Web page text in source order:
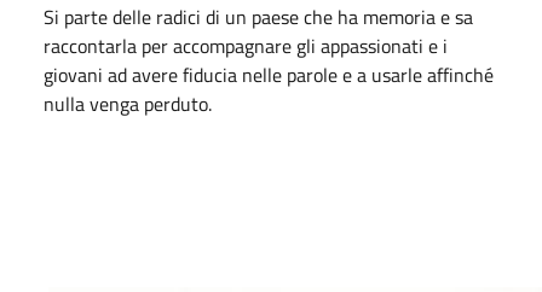
Si parte delle radici di un paese che ha memoria e sa
raccontarla per accompagnare gli appassionati e i
giovani ad avere fiducia nelle parole e a usarle affinché
nulla venga perduto.